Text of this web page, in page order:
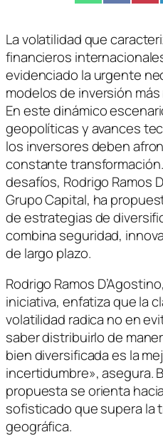
en en
La volatilidad que
financieros
evidenciado la urgente
modelos de inversión
En este dinámico
geopolíticas y avances
los inversores deben
constante
desafíos, Rodrigo Ramos
Grupo Capital, ha
de estrategias de
combina seguridad,
de largo plazo.
Rodrigo Ramos
iniciativa, enfatiza que la
volatilidad radica no en
saber distribuirlo de
bien diversificada es la
incertidumbre», asegura.
propuesta se orienta
sofisticado que supera la
geográfica.